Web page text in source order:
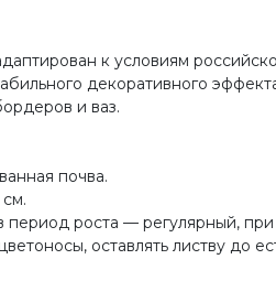
к условиям
декоративного
и ваз.
почва.
роста — регулярный,
оставлять листву до